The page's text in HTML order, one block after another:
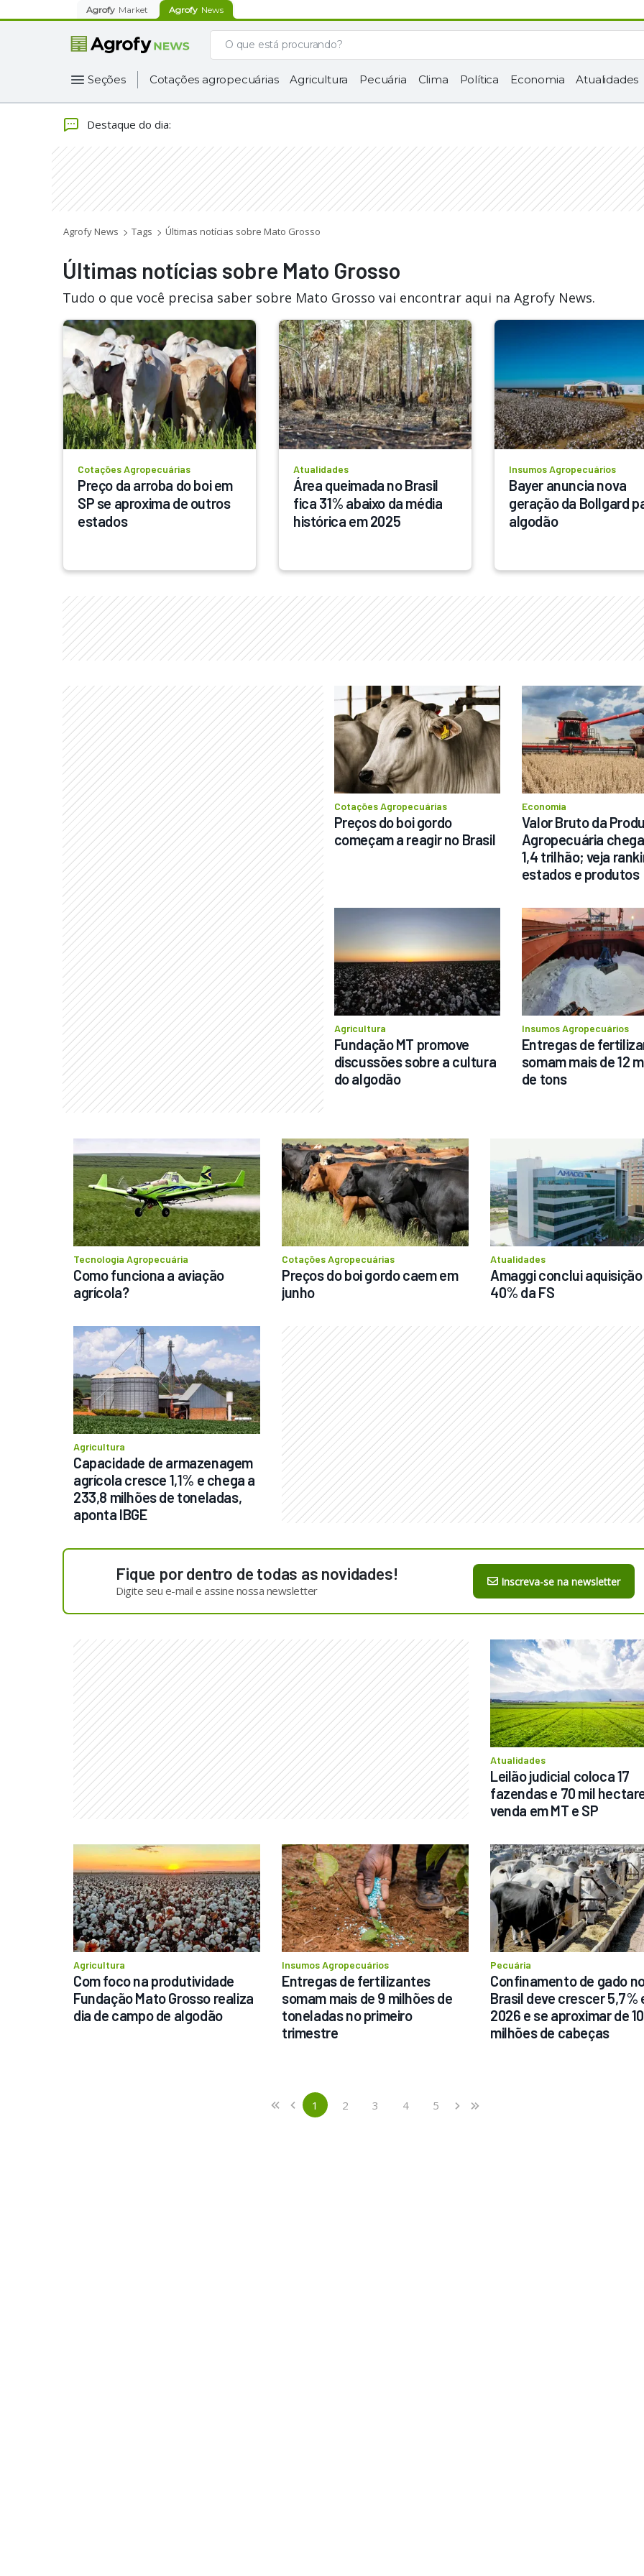
Agrofy Market Agrofy News
Seções Cotações agropecuárias Agricultura Pecuária Clima Política Economia Atualidades
Destaque do dia:
Agrofy News Tags Últimas notícias sobre Mato Grosso
Últimas notícias sobre Mato Grosso
Tudo o que você precisa saber sobre Mato Grosso vai encontrar aqui na Agrofy News.
Cotações Agropecuárias
Preço da arroba do boi em
SP se aproxima de outros
estados
Atualidades
Área queimada no Brasil
fica 31% abaixo da média
histórica em 2025
Insumos Agropecuários
Bayer anuncia nova
geração da Bollgard
algodão
Cotações Agropecuárias
Preços do boi gordo
começam a reagir no Brasil
Economia
Valor Bruto da
Agropecuária
1,4 trilhão; veja
estados e produtos
Agricultura
Fundação MT promove
discussões sobre a cultura
do algodão
Insumos Agropecuários
Entregas de
somam mais de 12
de tons
Tecnologia Agropecuária
Como funciona a aviação
agrícola?
Cotações Agropecuárias
Preços do boi gordo caem em
junho
Atualidades
Amaggi conclui
40% da FS
Agricultura
Capacidade de armazenagem
agrícola cresce 1,1% e chega a
233,8 milhões de toneladas,
aponta IBGE
Fique por dentro de todas as novidades!
Digite seu e-mail e assine nossa newsletter
Inscreva-se na newsletter
Atualidades
Leilão judicial coloca 17
fazendas e 70 mil
venda em MT e SP
Agricultura
Com foco na produtividade
Fundação Mato Grosso realiza
dia de campo de algodão
Insumos Agropecuários
Entregas de fertilizantes
somam mais de 9 milhões de
toneladas no primeiro
trimestre
Pecuária
Confinamento de gado
Brasil deve crescer 5,7%
2026 e se aproximar de 10
milhões de cabeças
«
First ‹
Previous 1(current)
2 3 4 5 ›
Next
»
Last